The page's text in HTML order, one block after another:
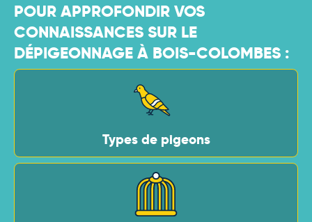
POUR APPROFONDIR VOS
CONNAISSANCES SUR LE
DÉPIGEONNAGE À BOIS-COLOMBES :
Types de pigeons